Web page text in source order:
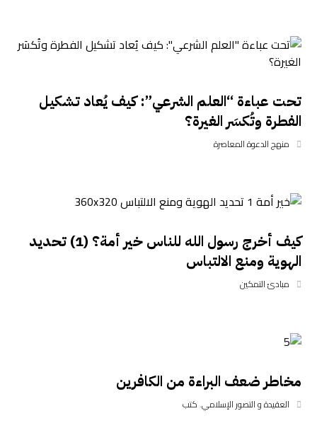
تحت عباءة “العلم الشرعي”: كيف يُعاد تشكيل
الفطرة وتُكسَر الغيرة؟
منهج الدعوة المعاصرة
كيف أخرج رسول الله للناس خير أمة؟ (1) تحديد
الهوية ومنع الالتباس
مبادئ التمكين
مخاطر ضعف البراءة من الكافرين
العقيدة و التصور الإسلامي,كتب